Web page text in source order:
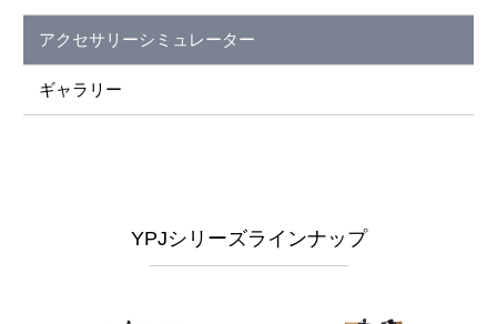
アクセサリーシミュレーター
ギャラリー
YPJシリーズラインナップ